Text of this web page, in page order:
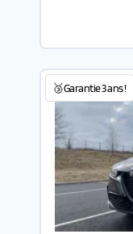
🥉Garantie 3 ans !